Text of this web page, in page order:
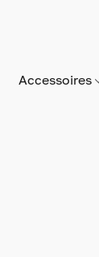
Accessoires